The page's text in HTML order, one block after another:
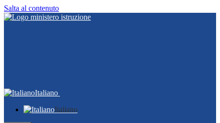
Salta al contenuto
Italiano
Italiano